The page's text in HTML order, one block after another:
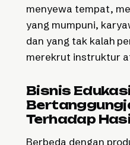
menyewa tempat,
yang mumpuni,
dan yang tak kalah
merekrut instruktur
Bisnis
Terhadap
Berbeda dengan